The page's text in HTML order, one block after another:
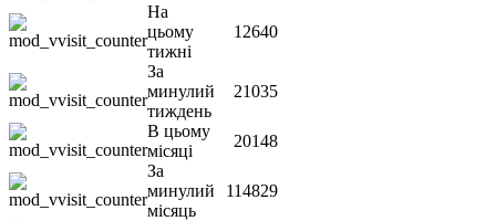
На
цьому
тижні
12640
За
минулий
тиждень
21035
В цьому
місяці
20148
За
минулий
місяць
114829